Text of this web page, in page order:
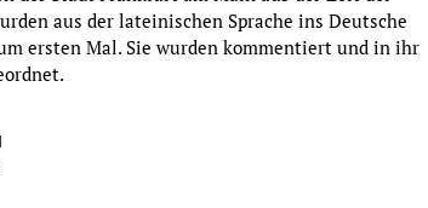
aus der lateinischen Sprache ins Deutsche
ersten Mal. Sie wurden kommentiert und in ihr